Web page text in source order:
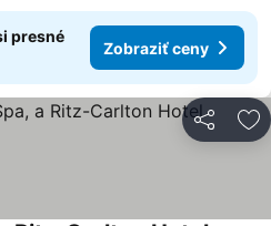
presné
Zobraziť ceny
Zdieľať